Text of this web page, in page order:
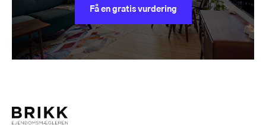
Få en gratis vurdering